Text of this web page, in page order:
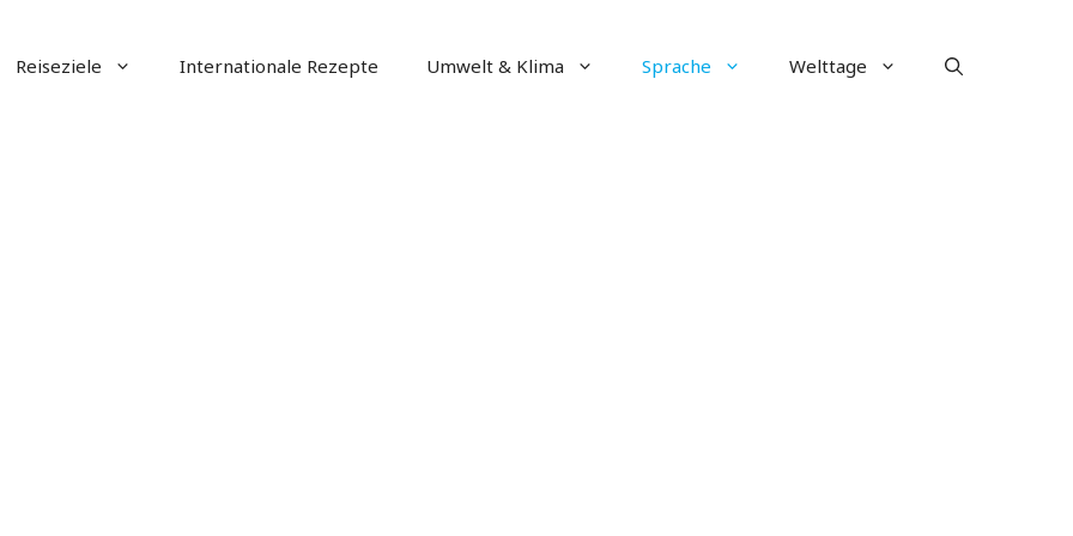
Reiseziele Internationale Rezepte Umwelt & Klima Sprache Welttage